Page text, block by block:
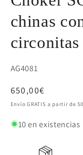
chinas
circonitas
SKU:
AG4081
Precio
habitual
650,00€
Envío GRATIS a partir de
10 en existencias